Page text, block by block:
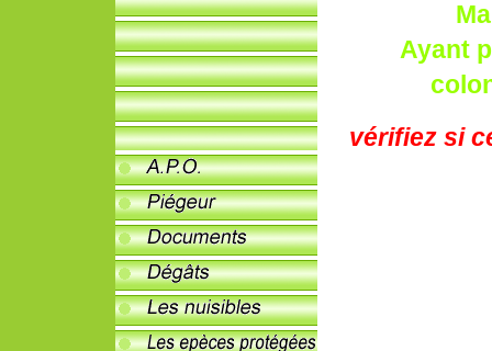
Ayant
vérifiez si